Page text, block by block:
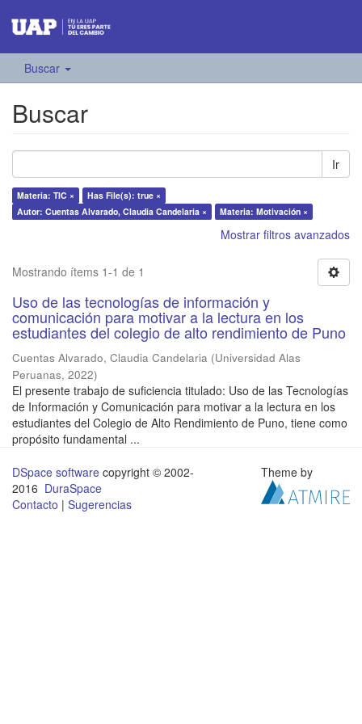
Buscar
Buscar
Ir
Materia: TIC ×
Has File(s): true ×
Autor: Cuentas Alvarado, Claudia Candelaria ×
Materia: Motivación ×
Mostrar filtros avanzados
Mostrando ítems 1-1 de 1
Uso de las tecnologías de información y
comunicación para motivar a la lectura en los
estudiantes del colegio de alto rendimiento de Puno
Cuentas Alvarado, Claudia Candelaria (Universidad Alas
Peruanas, 2022)
El presente trabajo de suficiencia titulado: Uso de las Tecnologías
de Información y Comunicación para motivar a la lectura en los
estudiantes del Colegio de Alto Rendimiento de Puno, tiene como
propósito fundamental ...
DSpace software copyright © 2002-
2016 DuraSpace
Contacto | Sugerencias
Theme by